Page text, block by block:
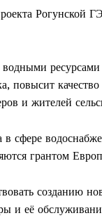
Рогунской
повысит
и жителей
сфере
грантом
созданию
и её